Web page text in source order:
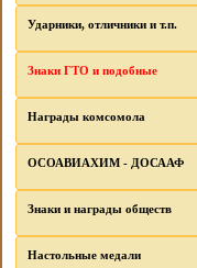
Ударники, отличники и т.п.
Знаки ГТО и подобные
Награды комсомола
ОСОАВИАХИМ - ДОСААФ
Знаки и награды обществ
Настольные медали